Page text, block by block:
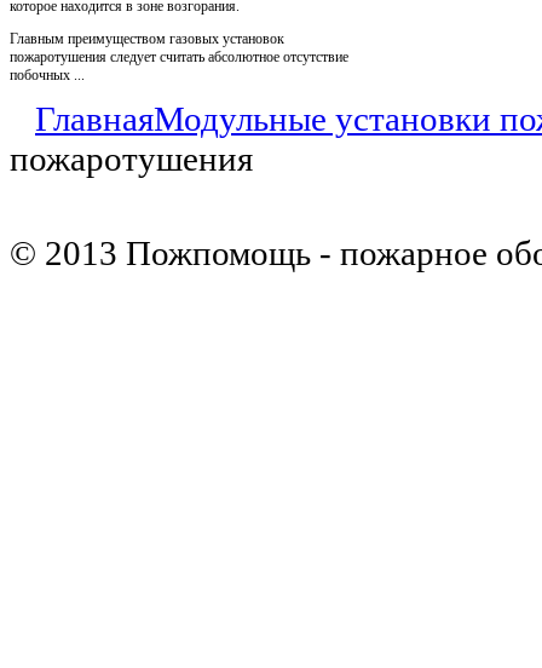
которое находится в зоне возгорания.
Главным преимуществом газовых установок
пожаротушения следует считать абсолютное отсутствие
побочных ...
ГлавнаяМодульные установки
пожаротушения
© 2013 Пожпомощь - пожарное